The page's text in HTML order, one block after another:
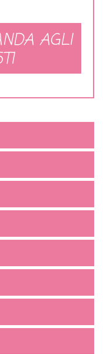
AGLI